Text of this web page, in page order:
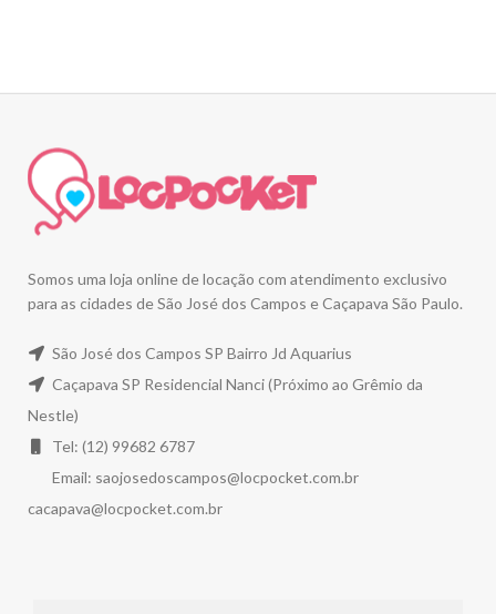
Somos uma loja online de locação com atendimento exclusivo
para as cidades de São José dos Campos e Caçapava São Paulo.
São José dos Campos SP Bairro Jd Aquarius
Caçapava SP Residencial Nanci (Próximo ao Grêmio da
Nestle)
Tel: (12) 99682 6787
Email: saojosedoscampos@locpocket.com.br
cacapava@locpocket.com.br